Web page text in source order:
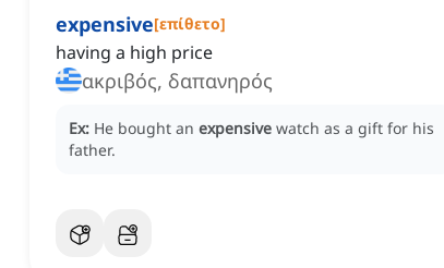
expensive[επίθετο]
having a high price
ακριβός, δαπανηρός
Ex: He bought an expensive watch as a gift for his
father.